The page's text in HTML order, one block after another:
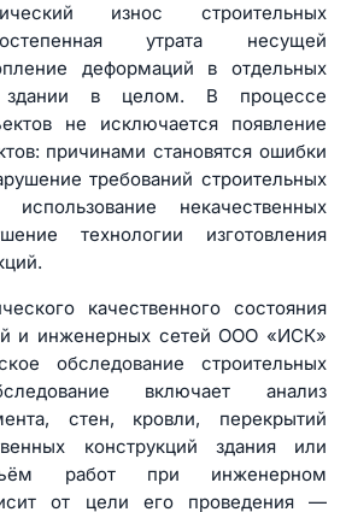
износ строительных
утрата несущей
деформаций в отдельных
в целом. В процессе
не исключается появление
причинами становятся ошибки
требований строительных
некачественных
технологии изготовления
качественного состояния
и инженерных сетей ООО «ИСК»
обследование строительных
включает анализ
стен, кровли, перекрытий
конструкций здания или
работ при инженерном
от цели его проведения —